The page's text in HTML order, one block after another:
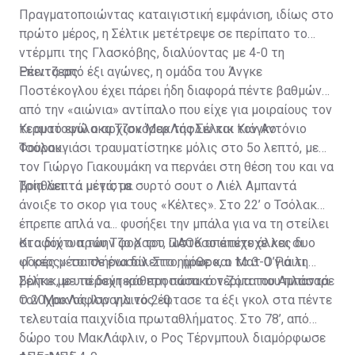
1917 Σέλτικ
1918 Ρέιντζερς
1919 Σέλτικ
1920 Ρέιντζερς
1921 Ρέιντζερς
1922 Σέλτικ
1923 Ρέιντζερς
1924 Ρέιντζερς
1925 Ρέιντζερς
Πραγματοποιώντας καταιγιστική εμφάνιση, ιδίως στο
πρώτο μέρος, η Σέλτικ μετέτρεψε σε περίπατο το
ντέρμπι της Γλασκόβης, διαλύοντας με 4-0 τη
Ρέιντζερς.
Έπειτα από έξι αγώνες, η ομάδα του Άνγκε
Ποστέκογλου έχει πάρει ήδη διαφορά πέντε βαθμών
από την «αιώνια» αντίπαλο που είχε για μοιραίους τον
τερματοφύλακα Τζον ΜακΛάφλιν και τον Αντόνιο
Τσόλακ.
Κι αυτό ενώ ο αρχισκόρερ της Σέλτικ Κιόγκο
Φουρουγιάσι τραυματίστηκε μόλις στο 5ο λεπτό, με
τον Γιώργο Γιακουμάκη να περνάει στη θέση του και να
βοηθάει τα μέγιστα.
Τρία λεπτά μετά, με συρτό σουτ ο Λιέλ Αμπαντά
άνοιξε το σκορ για τους «Κέλτες». Στο 22’ ο Τσόλακ
έπρεπε απλά να... φυσήξει την μπάλα για να τη στείλει
στα δίχτυα του Τζο Χαρτ, ωστόσο απέτυχε και οι
«Γκερς» το πλήρωσαν. Στο ημίωρο, ο Ματ Ο’Ράιλι
βρήκε με υπέροχη κάθετη πάσα τον Ζότα που πλάσαρε
τον ΜακΛάφλιν για το 2-0.
Κι αφού ο πρώην φορ του ΠΑΟΚ απέτυχε άλλες δυο
φορές μέσα σε ένα δίλεπτο, ήρθε και το 3-0 για τη
Σέλτικ, με το δεύτερο προσωπικό τέρμα του Αμπαντά.
Ο 20χρονος Ισραηλινός έφτασε τα έξι γκολ στα πέντε
τελευταία παιχνίδια πρωταθλήματος. Στο 78’, από
δώρο του ΜακΛάφλιν, ο Ρος Τέρνμπουλ διαμόρφωσε